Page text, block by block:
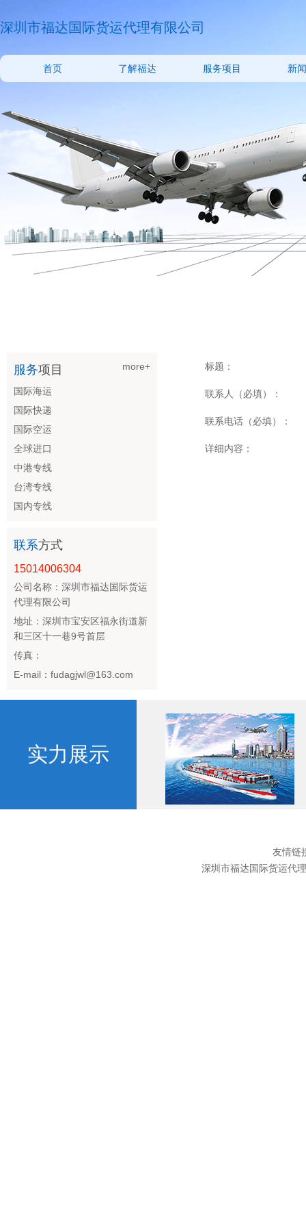
深圳市福达国际货运代理有限公司
首页 了解福达 服务项目 新
服务项目 more+
国际海运
国际快递
国际空运
全球进口
中港专线
台湾专线
国内专线
联系方式
15014006304
公司名称：深圳市福达国际货运
代理有限公司
地址：深圳市宝安区福永街道新
和三区十一巷9号首层
传真：
E-mail：fudagjwl@163.com
标题：
联系人（必填）：
联系电话（必填）：
详细内容：
实力展示
友情链
深圳市福达国际货运代